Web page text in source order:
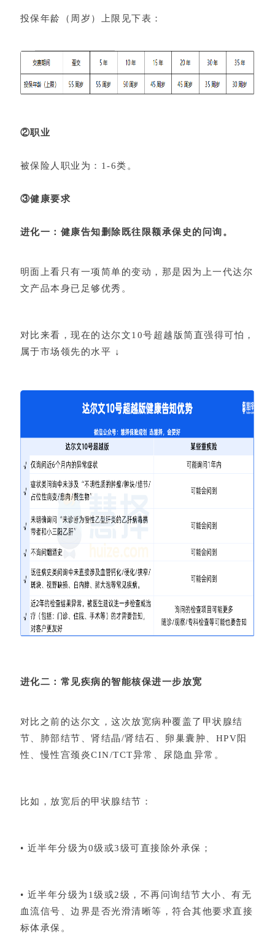
投保年龄（周岁）上限见下表：
②职业
被保险人职业为：1-6类。
③健康要求
进化一：健康告知删除既往限额承保史的问询。
明面上看只有一项简单的变动，那是因为上一代达尔
文产品本身已足够优秀。
对比来看，现在的达尔文10号超越版简直强得可怕，
属于市场领先的水平 ↓
进化二：常见疾病的智能核保进一步放宽
对比之前的达尔文，这次放宽病种覆盖了 甲状腺结
节 、肺部结节、肾结晶/肾结石、卵巢囊肿、HPV阳
性、慢性宫颈炎CIN/TCT异常、尿隐血异常。
比如，放宽后的甲状腺结节：
• 近半年分级为0级或3级可直接除外承保；
• 近半年分级为1级或2级，不再问询结节大小、有无
血流信号、边界是否光滑清晰等，符合其他要求直接
标体承保。